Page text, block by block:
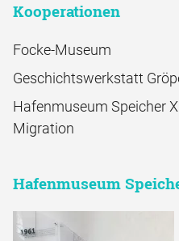
Kooperationen
Focke-Museum
Geschichtswerkstatt
Hafenmuseum Speicher
Migration
Hafenmuseum